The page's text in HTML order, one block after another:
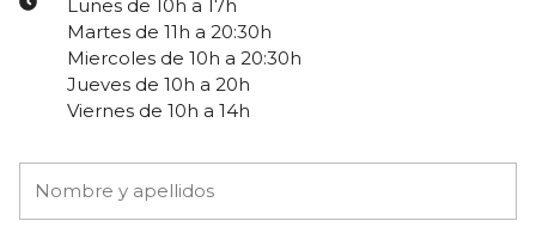
Lunes de 10h a 17h
Martes de 11h a 20:30h
Miercoles de 10h a 20:30h
Jueves de 10h a 20h
Viernes de 10h a 14h